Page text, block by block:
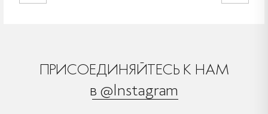
ПРИСОЕДИНЯЙТЕСЬ К НАМ
в @Instagram